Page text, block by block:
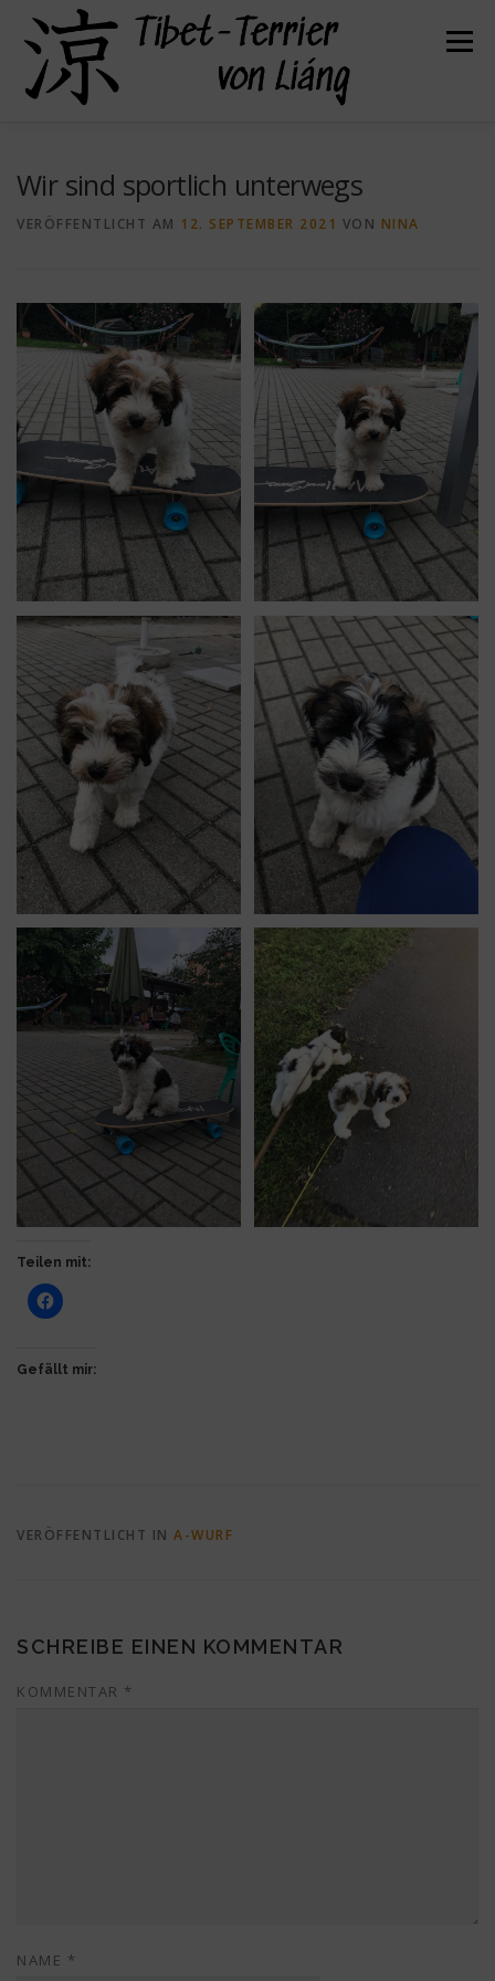
springen
Menü
DER TIBET TERRIER FELLPFLEGE GESUNDHEIT
KONTAKT BEFREUNDETE ZÜCHTER
Wir sind sportlich unterwegs
VERÖFFENTLICHT AM 12. SEPTEMBER 2021 VON NINA
Teilen mit:
Gefällt mir:
VERÖFFENTLICHT IN A-WURF
SCHREIBE EINEN KOMMENTAR
KOMMENTAR *
NAME *